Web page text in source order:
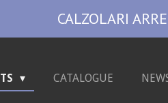
CALZOLARI
CATALOGUE